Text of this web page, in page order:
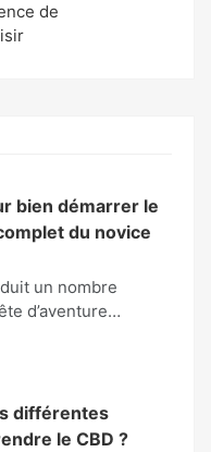
de
bien démarrer le
du novice
un nombre
d’aventure…
différentes
le CBD ?